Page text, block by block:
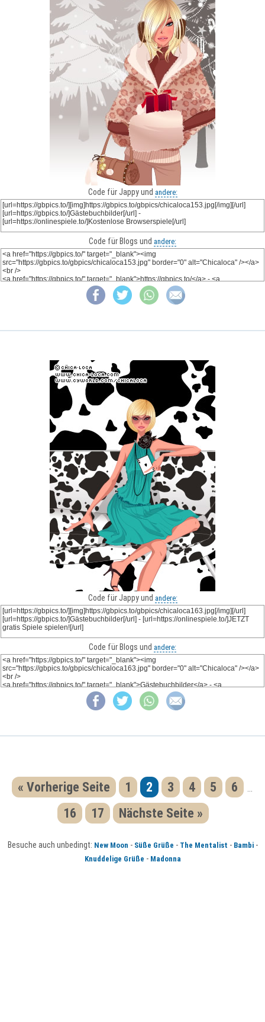
Code für Jappy und andere:
Code für Blogs und andere:
Code für Jappy und andere:
Code für Blogs und andere:
« Vorherige Seite 1 2 3 4 5 6
16 17 Nächste Seite »
Besuche auch unbedingt: New Moon - Süße Grüße - The Mentalist - Bambi-
Knuddelige Grüße - Madonna